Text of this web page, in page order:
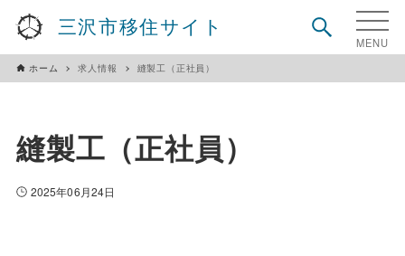
三沢市移住サイト
ホーム 求人情報 縫製工（正社員）
縫製工（正社員）
2025年06月24日